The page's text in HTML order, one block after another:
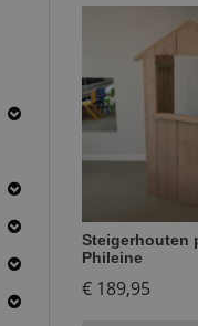
Steigerhouten
Phileine
€189,95